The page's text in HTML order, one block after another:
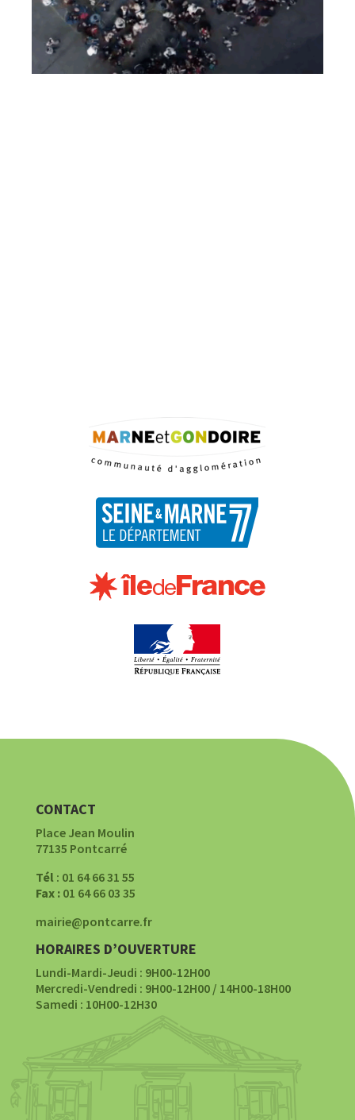
CONTACT
Place Jean Moulin
77135 Pontcarré
Tél: 01 64 66 31 55
Fax :01 64 66 03 35
mairie@pontcarre.fr
HORAIRES D’OUVERTURE
Lundi-Mardi-Jeudi : 9H00-12H00
Mercredi-Vendredi : 9H00-12H00 / 14H00-18H00
Samedi : 10H00-12H30